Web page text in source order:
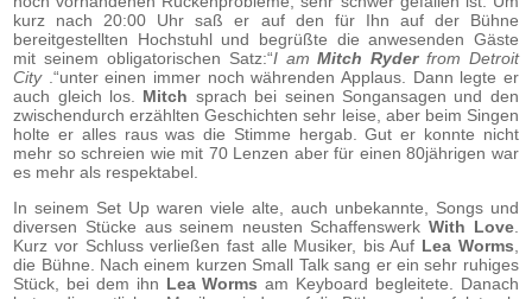
kurz nach 20:00 Uhr saß er auf den für Ihn auf der Bühne
bereitgestellten Hochstuhl und begrüßte die anwesenden Gäste
mit seinem obligatorischen Satz:“I amMitch Ryderfrom Detroit
City.“unter einen immer noch währenden Applaus. Dann legte er
auch gleich los. Mitch sprach bei seinen Songansagen und den
zwischendurch erzählten Geschichten sehr leise, aber beim Singen
holte er alles raus was die Stimme hergab. Gut er konnte nicht
mehr so schreien wie mit 70 Lenzen aber für einen 80jährigen war
es mehr als respektabel.
In seinem Set Up waren viele alte, auch unbekannte, Songs und
diversen Stücke aus seinem neusten SchaffenswerkWith Love.
Kurz vor Schluss verließen fast alle Musiker, bis Auf Lea Worms,
die Bühne. Nach einem kurzen Small Talk sang er ein sehr ruhiges
Stück, bei dem ihn Lea Worms am Keyboard begleitete. Danach